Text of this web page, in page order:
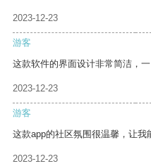
2023-12-23
游客
这款软件的界面设计非常简洁，一
2023-12-23
游客
这款app的社区氛围很温馨，让我
2023-12-23